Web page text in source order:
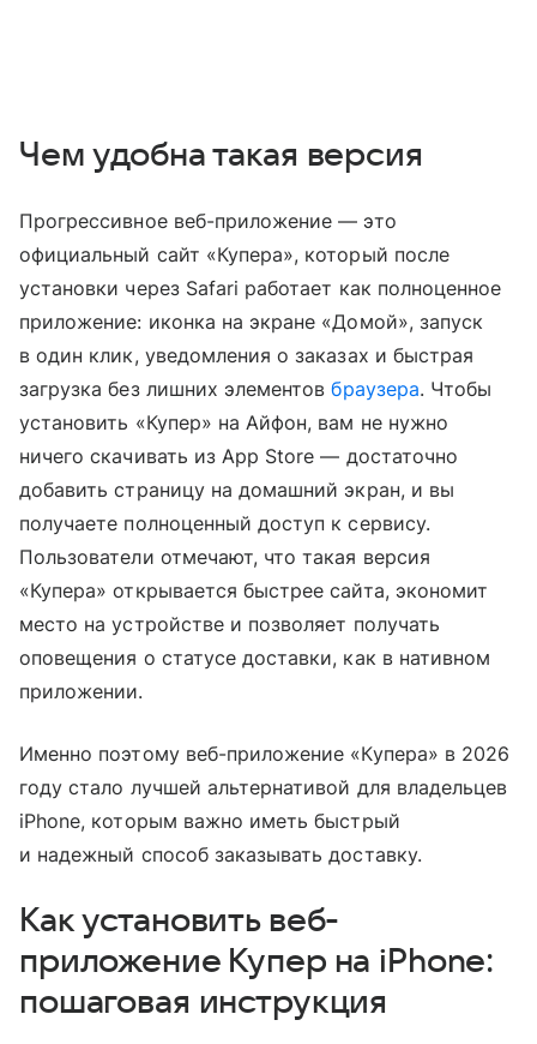
Чем удобна такая версия
Прогрессивное веб-приложение — это
официальный сайт «Купера», который после
установки через Safari работает как полноценное
приложение: иконка на экране «Домой», запуск
в один клик, уведомления о заказах и быстрая
загрузка без лишних элементовбраузера. Чтобы
установить «Купер» на Айфон, вам не нужно
ничего скачивать из App Store — достаточно
добавить страницу на домашний экран, и вы
получаете полноценный доступ к сервису.
Пользователи отмечают, что такая версия
«Купера» открывается быстрее сайта, экономит
место на устройстве и позволяет получать
оповещения о статусе доставки, как в нативном
приложении.
Именно поэтому веб-приложение «Купера» в 2026
году стало лучшей альтернативой для владельцев
iPhone, которым важно иметь быстрый
и надежный способ заказывать доставку.
Как установить веб-
приложение Купер на iPhone:
пошаговая инструкция